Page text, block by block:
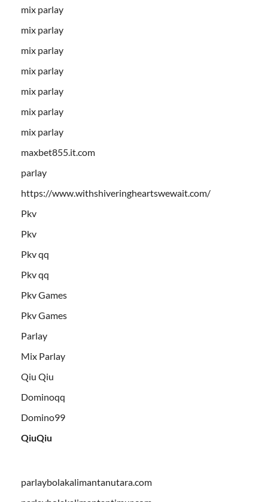
mix parlay
mix parlay
mix parlay
mix parlay
mix parlay
mix parlay
mix parlay
maxbet855.it.com
parlay
https://www.withshiveringheartswewait.com/
Pkv
Pkv
Pkv qq
Pkv qq
Pkv Games
Pkv Games
Parlay
Mix Parlay
Qiu Qiu
Dominoqq
Domino99
QiuQiu
parlaybolakalimantanutara.com